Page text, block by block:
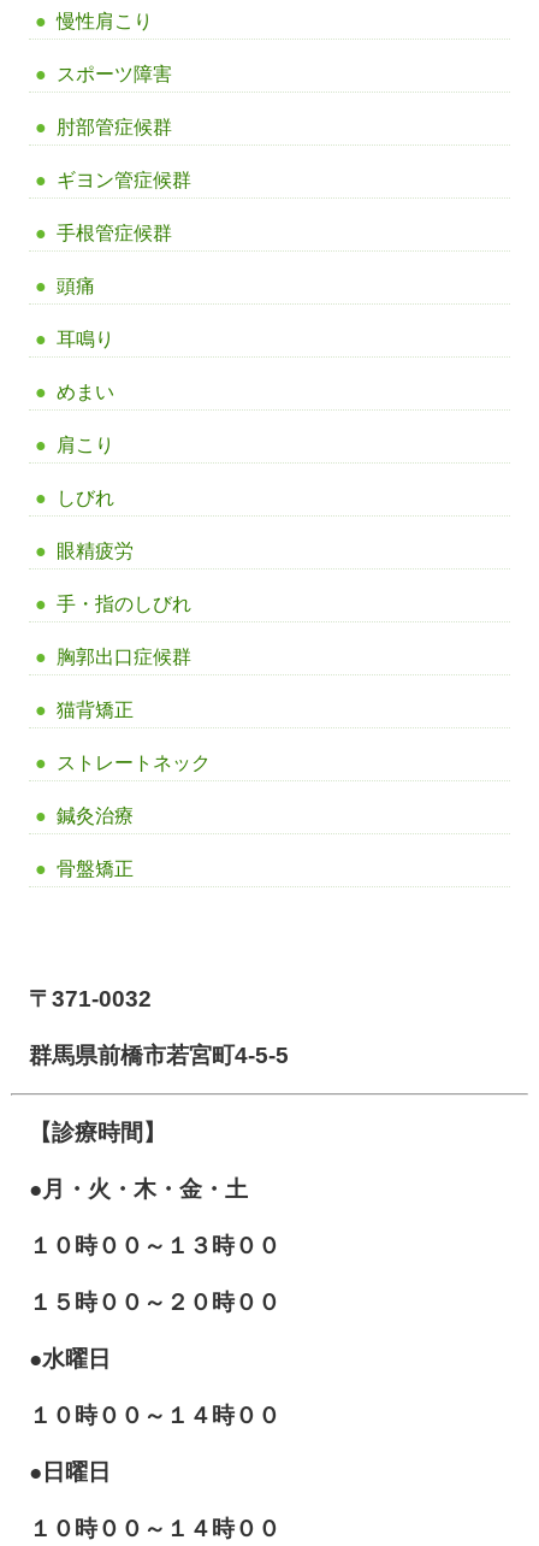
慢性肩こり
スポーツ障害
肘部管症候群
ギヨン管症候群
手根管症候群
頭痛
耳鳴り
めまい
肩こり
しびれ
眼精疲労
手・指のしびれ
胸郭出口症候群
猫背矯正
ストレートネック
鍼灸治療
骨盤矯正
〒371-0032
群馬県前橋市若宮町4-5-5
【診療時間】
●月・火・木・金・土
１０ 時００～１３時００
１５時００～２０時００
●水曜日
１０時００～１４時００
●日曜日
１０時００～１４時００